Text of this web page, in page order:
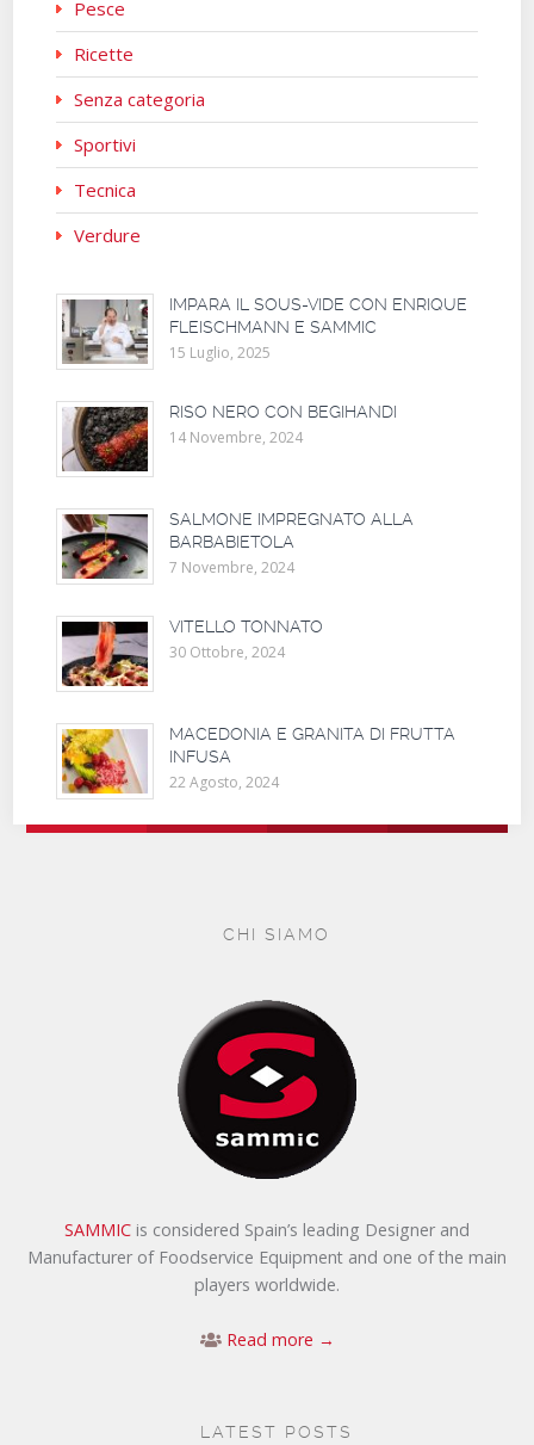
Pesce
Ricette
Senza categoria
Sportivi
Tecnica
Verdure
IMPARA IL SOUS-VIDE CON ENRIQUE
FLEISCHMANN E SAMMIC
15 Luglio, 2025
RISO NERO CON BEGIHANDI
14 Novembre, 2024
SALMONE IMPREGNATO ALLA
BARBABIETOLA
7 Novembre, 2024
VITELLO TONNATO
30 Ottobre, 2024
MACEDONIA E GRANITA DI FRUTTA
INFUSA
22 Agosto, 2024
CHI SIAMO
SAMMIC is considered Spain’s leading Designer and
Manufacturer of Foodservice Equipment and one of the main
players worldwide.
Read more →
LATEST POSTS